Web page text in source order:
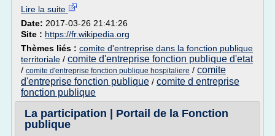
Lire la suite
Date: 2017-03-26 21:41:26
Site : https://fr.wikipedia.org
Thèmes liés : comite d'entreprise dans la fonction publique
territoriale / comite d'entreprise fonction publique d'etat
/ comite d'entreprise fonction publique hospitaliere / comite
d'entreprise fonction publique / comite d entreprise
fonction publique
La participation | Portail de la Fonction
publique